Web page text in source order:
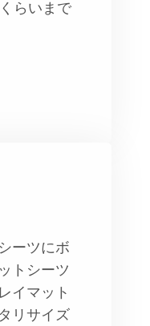
らいまで
ーツにボ
トシーツ
イマット
リサイズ